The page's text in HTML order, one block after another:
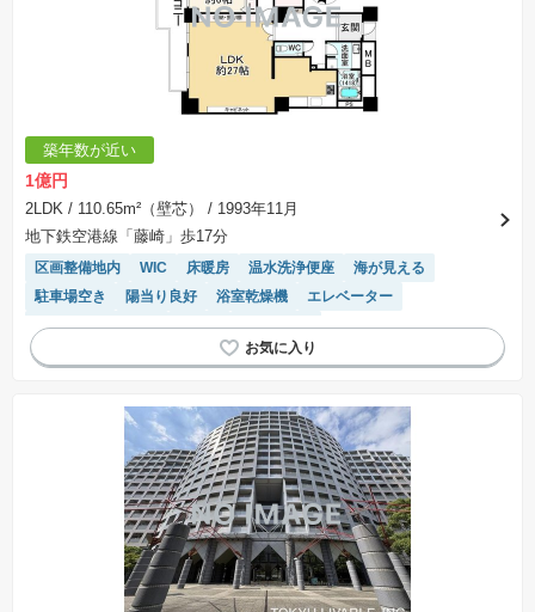
築年数が近い
1億円
2LDK / 110.65m²（壁芯）
/ 1993年11月
地下鉄空港線「藤崎」歩17分
区画整備地内 WIC 床暖房 温水洗浄便座
海が見える
駐車場空き
陽当り良好 浴室乾燥機
エレベーター
駐車場(普通車)あり
平坦地
ペット相談
駐輪場・バイク置き場